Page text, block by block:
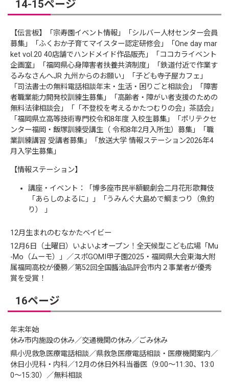
14-15ページ
【伝言板】「宗寿園イベント情報」「シルバー人材センター会員
募集」「ふくおか子育てマイスター認定研修会」「One day mar
ket vol.20 40店舗でハンドメイド作品販売」「ココカライベント
企画室」「福岡県心身障害者扶養共済制度」「鉄道付近で作業す
るみなさんへJR 九州からのお願い」「子ども寺子屋カフェ」
「司法書士の無料電話相談年末・生活・困りごと相談会」「障害
者職業能力開発校訓練生募集」「高齢者・障がい者支援のための
無料法律相談会」「「不登校を考えるかたつむりの会」茶話会」
「福岡県立高等技術専門校令和8年度 入校生募集」「ポリテクセ
ンター福岡・飯塚訓練受講生（ 令和8年2月入所生）募集」「職
業訓練講習 受講者募集」「放送大学 情報ステーション2026年4
月入学生募集」
【情報ステーション】
講座・イベント：「博多座市民半額観劇会二月花形歌舞伎
「あらしのよるに」」「うみんぐ大島めで鯛まつり（魚釣
り） 」
12月生まれのむなかたベイビー
12月6日（土曜日）いよいよオープン！全天候型こども広場「Mu
-Mo（ムーモ）」／スポGOMI甲子園2025・福岡県大会東海大附
属福岡高校が優勝／第52回全国醬油品評会市内２事業者が優秀
賞を受賞！
16ページ
年末年始
休み市内施設の休み／交通機関の休み／ごみ休み
県小児救急医療電話相談／県救急医療電話相談・医療機関案内／
休日小児科・内科／12月の休日外科当番医（9:00〜11:30、13:0
0〜15:30）／無料相談